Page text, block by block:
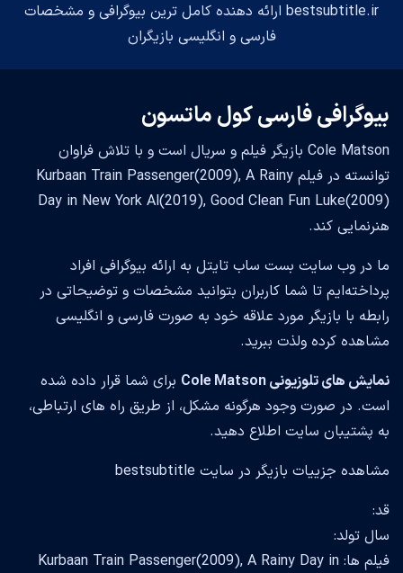
bestsubtitle.ir ارائه دهنده کامل ترین بیوگرافی و مشخصات
فارسی و انگلیسی بازیگران
بیوگرافی فارسی کول ماتسون
Cole Matson بازیگر فیلم و سریال است و با تلاش فراوان
توانسته در فیلم Kurbaan Train Passenger(2009), A Rainy
Day in New York Al(2019), Good Clean Fun Luke(2009)
هنرنمایی کند.
ما در وب سایت بست ساب تایتل به ارائه بیوگرافی افراد
پرداخته‌ایم تا شما کاربران بتوانید مشخصات و توضیحاتی در
رابطه با بازیگر مورد علاقه خود به صورت فارسی و انگلیسی
مشاهده کرده ولذت ببرید.
نمایش های تلوزیونی Cole Matson
برای شما قرار داده شده
است. در صورت وجود هرگونه مشکل، از طریق راه های ارتباطی،
به پشتیبان سایت اطلاع دهید.
مشاهده جزییات بازیگر در سایت bestsubtitle
قد:
سال تولد:
فیلم ها: Kurbaan Train Passenger(2009), A Rainy Day in